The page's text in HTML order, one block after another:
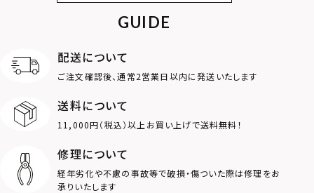
オンラインストア
ギフトボックス
MOTIF
ダブルリング
ロゴ
GUIDE
配送について
ご注文確認後、通常2営業日以内に発送いたします
送料について
11,000円（税込）以上お買い上げで送料無料！
修理について
経年劣化や不慮の事故等で破損・傷ついた際は修理をお
承りいたします